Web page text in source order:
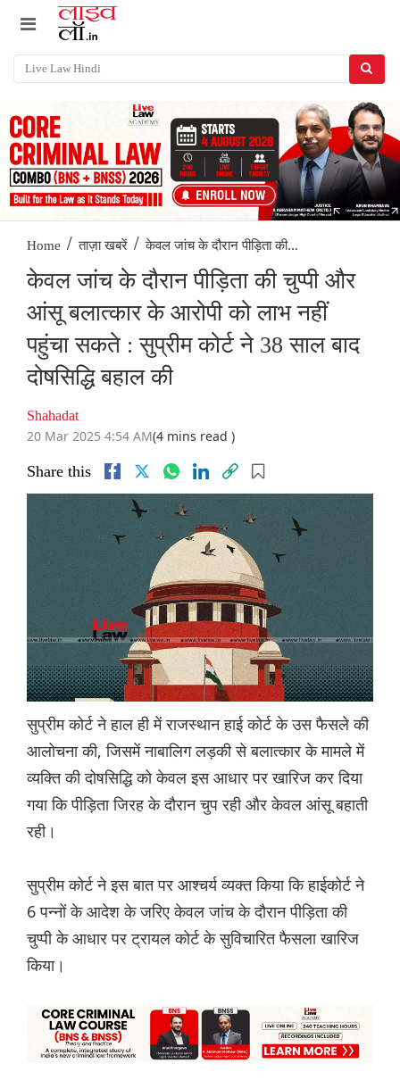
Home / ताज़ा खबरें / केवल जांच के दौरान पीड़िता की...
केवल जांच के दौरान पीड़िता की चुप्पी और
आंसू बलात्कार के आरोपी को लाभ नहीं
पहुंचा सकते : सुप्रीम कोर्ट ने 38 साल बाद
दोषसिद्धि बहाल की
Shahadat
20 Mar 2025 4:54 AM(4 mins read )
Share this
सुप्रीम कोर्ट ने हाल ही में राजस्थान हाई कोर्ट के उस फैसले की
आलोचना की, जिसमें नाबालिग लड़की से बलात्कार के मामले में
व्यक्ति की दोषसिद्धि को केवल इस आधार पर खारिज कर दिया
गया कि पीड़िता जिरह के दौरान चुप रही और केवल आंसू बहाती
रही।
सुप्रीम कोर्ट ने इस बात पर आश्चर्य व्यक्त किया कि हाईकोर्ट ने
6 पन्नों के आदेश के जरिए केवल जांच के दौरान पीड़िता की
चुप्पी के आधार पर ट्रायल कोर्ट के सुविचारित फैसला खारिज
किया।